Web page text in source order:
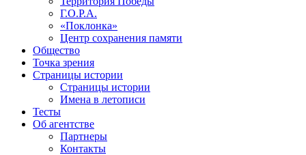
Г.О.Р.А.
«Поклонка»
Центр сохранения памяти
Общество
Точка зрения
Страницы истории
Страницы истории
Имена в летописи
Тесты
Об агентстве
Партнеры
Контакты